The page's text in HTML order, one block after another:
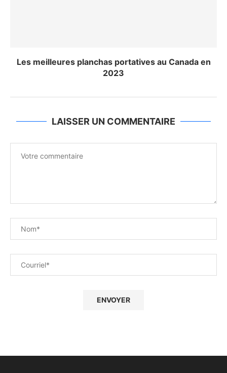
Les meilleures planchas portatives au Canada en
2023
LAISSER UN COMMENTAIRE